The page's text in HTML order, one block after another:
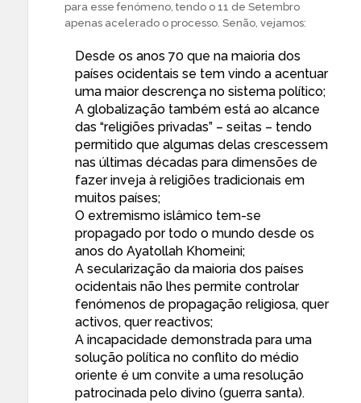
para esse fenómeno, tendo o 11 de Setembro
apenas acelerado o processo. Senão, vejamos:
Desde os anos 70 que na maioria dos
países ocidentais se tem vindo a acentuar
uma maior descrença no sistema político;
A globalização também está ao alcance
das “religiões privadas” – seitas – tendo
permitido que algumas delas crescessem
nas últimas décadas para dimensões de
fazer inveja à religiões tradicionais em
muitos países;
O extremismo islâmico tem-se
propagado por todo o mundo desde os
anos do Ayatollah Khomeini;
A secularização da maioria dos países
ocidentais não lhes permite controlar
fenómenos de propagação religiosa, quer
activos, quer reactivos;
A incapacidade demonstrada para uma
solução política no conflito do médio
oriente é um convite a uma resolução
patrocinada pelo divino (guerra santa).